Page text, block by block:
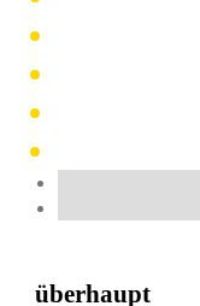
überhaupt